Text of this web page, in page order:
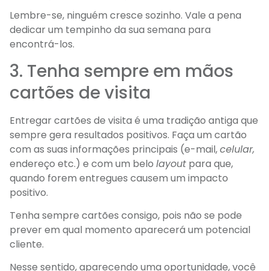
Lembre-se, ninguém cresce sozinho. Vale a pena
dedicar um tempinho da sua semana para
encontrá-los.
3. Tenha sempre em mãos
cartões de visita
Entregar cartões de visita é uma tradição antiga que
sempre gera resultados positivos. Faça um cartão
com as suas informações principais (e-mail,celular,
endereço etc.) e com um belo layout para que,
quando forem entregues causem um impacto
positivo.
Tenha sempre cartões consigo, pois não se pode
prever em qual momento aparecerá um potencial
cliente.
Nesse sentido, aparecendo uma oportunidade, você